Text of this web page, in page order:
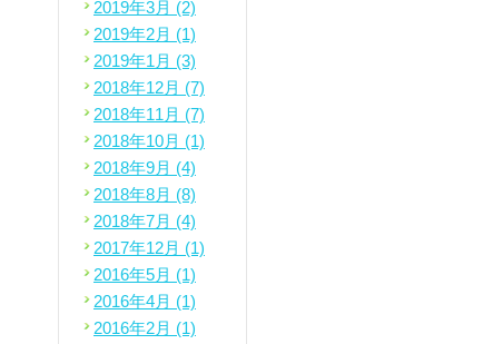
2019年3月 (2)
2019年2月 (1)
2019年1月 (3)
2018年12月 (7)
2018年11月 (7)
2018年10月 (1)
2018年9月 (4)
2018年8月 (8)
2018年7月 (4)
2017年12月 (1)
2016年5月 (1)
2016年4月 (1)
2016年2月 (1)